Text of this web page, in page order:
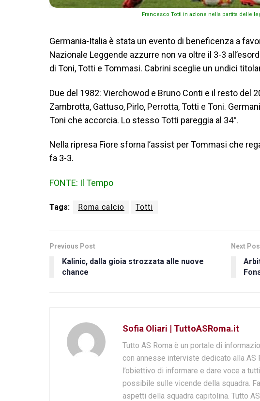
Francesco Totti in azione nella partita delle
Germania-Italia è stata un evento di beneficenza a
Nazionale Leggende azzurre non va oltre il 3-3
di Toni, Totti e Tommasi. Cabrini sceglie un undici
Due del 1982: Vierchowod e Bruno Conti e il resto del
Zambrotta, Gattuso, Pirlo, Perrotta, Totti e Toni.
Toni che accorcia. Lo stesso Totti pareggia al 34°.
Nella ripresa Fiore sforna l’assist per Tommasi che
fa 3-3.
FONTE: Il Tempo
Tags: Roma calcio Totti
Previous Post
Kalinic, dalla gioia strozzata alle nuove
chance
Next
Sofia Oliari | TuttoASRoma.it
Tutto AS Roma è un portale di
con annesse interviste dedicato alla AS
l’obiettivo di informare e dare voce a
possibile sulle vicende della squadra.
aspetti della squadra capitolina. Tutto